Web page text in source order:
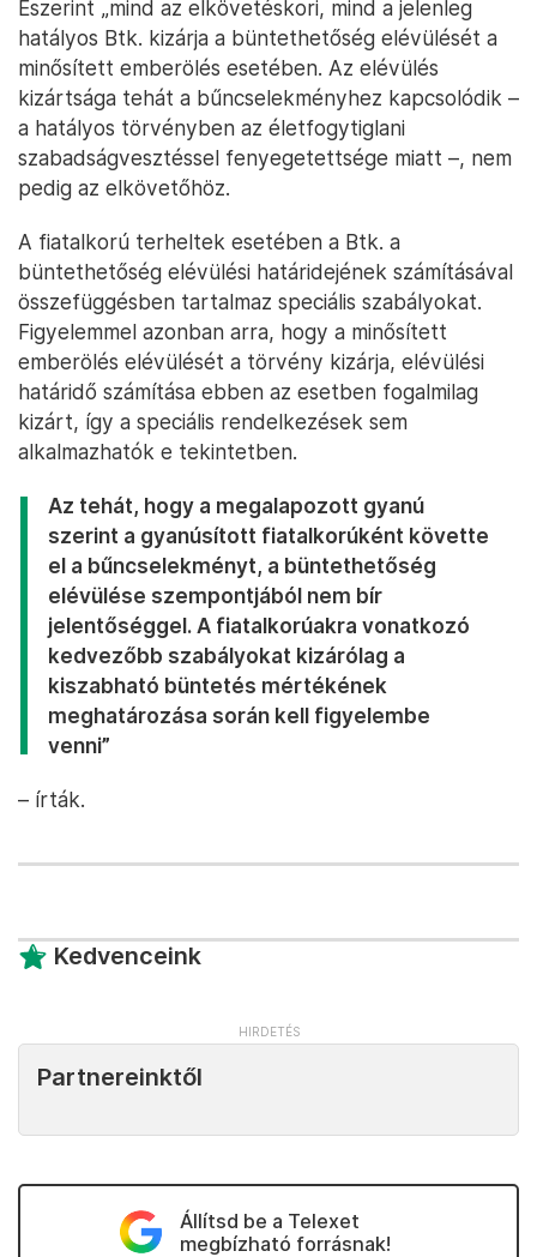
Eszerint „mind az elkövetéskori, mind a jelenleg
hatályos Btk. kizárja a büntethetőség elévülését a
minősített emberölés esetében. Az elévülés
kizártsága tehát a bűncselekményhez kapcsolódik –
a hatályos törvényben az életfogytiglani
szabadságvesztéssel fenyegetettsége miatt –, nem
pedig az elkövetőhöz.
A fiatalkorú terheltek esetében a Btk. a
büntethetőség elévülési határidejének számításával
összefüggésben tartalmaz speciális szabályokat.
Figyelemmel azonban arra, hogy a minősített
emberölés elévülését a törvény kizárja, elévülési
határidő számítása ebben az esetben fogalmilag
kizárt, így a speciális rendelkezések sem
alkalmazhatók e tekintetben.
Az tehát, hogy a megalapozott gyanú
szerint a gyanúsított fiatalkorúként követte
el a bűncselekményt, a büntethetőség
elévülése szempontjából nem bír
jelentőséggel. A fiatalkorúakra vonatkozó
kedvezőbb szabályokat kizárólag a
kiszabható büntetés mértékének
meghatározása során kell figyelembe
venni”
– írták.
Kedvenceink
Partnereinktől
Állítsd be a Telexet
megbízható forrásnak!